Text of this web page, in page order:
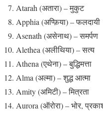
Atarah (अतारा) – मुकुट
Apphia (अप्फ़िया) – फलदायी
Asenath (असेनाथ) – समर्पण
Alethea (अलीथिया) – सत्य
Athena (एथेना) – बुद्धिमत्ता
Alma (अल्मा) – शुद्ध आत्मा
Amity (अमिटी) – मित्रता
Aurora (ऑरोरा) – भोर,